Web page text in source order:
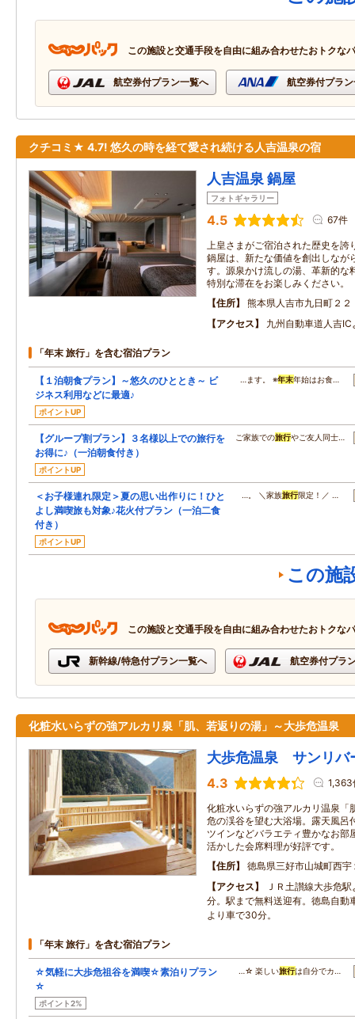
この施設と交通手段を自由に組み合わせたおトクな
航空券付プラン一覧へ 航空券付プラ
クチコミ★ 4.7! 悠久の時を経て愛され続ける人吉温泉の宿
人吉温泉 鍋屋
フォトギャラリー
4.5 67件
上皇さまがご宿泊された歴史を誇
鍋屋は、新たな価値を創出しなが
す。源泉かけ流しの湯、革新的な
特別な滞在をお楽しみください。
住所
熊本県人吉市九日町２２
アクセス
九州自動車道人吉
「年末 旅行」を含む宿泊プラン
【１泊朝食プラン】～悠久のひととき～ ビ
ジネス利用などに最適♪
ポイントUP
…ます。 ※年末年始はお食…
【グループ割プラン】３名様以上での旅行を
お得に♪（一泊朝食付き）
ポイントUP
ご家族での旅行やご友人同士…
＜お子様連れ限定＞夏の思い出作りに！ひと
よし満喫旅も対象♪花火付プラン（一泊二食
付き）
ポイントUP
…。 ＼家族旅行限定！／ …
この施
この施設と交通手段を自由に組み合わせたおトクな
新幹線/特急付プラン一覧へ 航空券付プラ
化粧水いらずの強アルカリ泉「肌、若返りの湯」～大歩危温泉
大歩危温泉 サンリバ
4.3 1,363
化粧水いらずの強アルカリ温泉「
危の渓谷を望む大浴場。露天風呂
ツインなどバラエティ豊かなお部
活かした会席料理が好評です。
住所
徳島県三好市山城町西宇
アクセス
ＪＲ土讃線大歩危
分。駅まで無料送迎有。徳島自動
より車で30分。
「年末 旅行」を含む宿泊プラン
☆気軽に大歩危祖谷を満喫☆素泊りプラン
☆
ポイント2%
…☆ 楽しい旅行は自分でカ…